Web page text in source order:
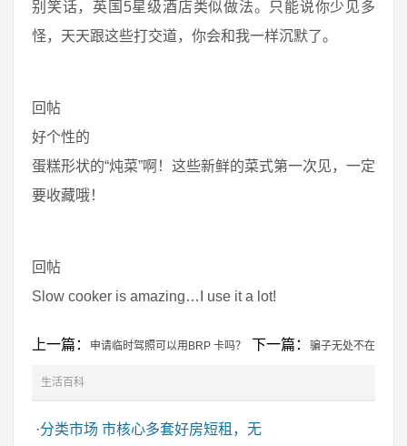
别笑话，英国5星级酒店类似做法。只能说你少见多
怪，天天跟这些打交道，你会和我一样沉默了。
回帖
好个性的
蛋糕形状的“炖菜”啊！这些新鲜的菜式第一次见，一定
要收藏哦！
回帖
Slow cooker is amazing…I use it a lot!
上一篇： 申请临时驾照可以用BRP 卡吗？ 下一篇： 骗子无处不在
生活百科
·分类市场 市核心多套好房短租，无